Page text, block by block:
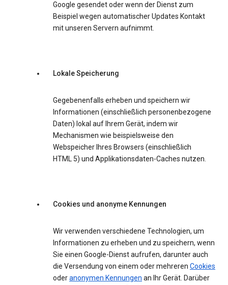
Google gesendet oder wenn der Dienst zum
Beispiel wegen automatischer Updates Kontakt
mit unseren Servern aufnimmt.
Lokale Speicherung
Gegebenenfalls erheben und speichern wir
Informationen (einschließlich personenbezogene
Daten) lokal auf Ihrem Gerät, indem wir
Mechanismen wie beispielsweise den
Webspeicher Ihres Browsers (einschließlich
HTML 5) und Applikationsdaten-Caches nutzen.
Cookies und anonyme Kennungen
Wir verwenden verschiedene Technologien, um
Informationen zu erheben und zu speichern, wenn
Sie einen Google-Dienst aufrufen, darunter auch
die Versendung von einem oder mehreren Cookies
oderanonymen Kennungen an Ihr Gerät. Darüber